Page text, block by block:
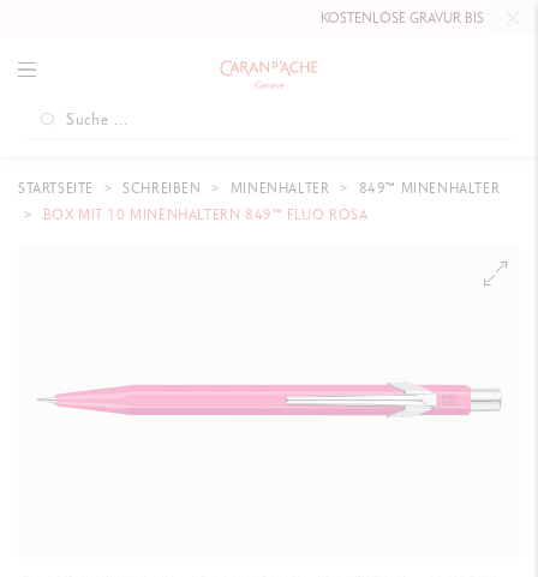
KOSTENLOSE GRAVUR BIS10. MAI
STARTSEITE SCHREIBEN MINENHALTER
849™ MINENHALTER
BOX MIT 10 MINENHALTERN 849™ FLUO ROSA